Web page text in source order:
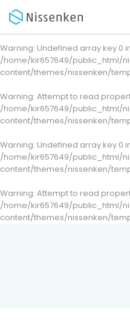
Warning: Undefined array key 0
/home/kir657649/public_html/
content/themes/nissenken/
Warning: Attempt to read
/home/kir657649/public_html/
content/themes/nissenken/
Warning: Undefined array key 0
/home/kir657649/public_html/
content/themes/nissenken/
Warning: Attempt to read
/home/kir657649/public_html/
content/themes/nissenken/